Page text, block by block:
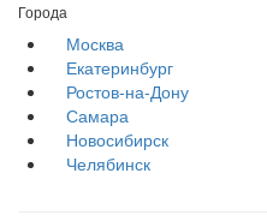
Города
Москва
Екатеринбург
Ростов-на-Дону
Самара
Новосибирск
Челябинск